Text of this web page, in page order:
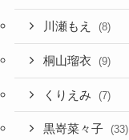
川瀬もえ (8)
桐山瑠衣 (9)
くりえみ (7)
黒嵜菜々子 (33)